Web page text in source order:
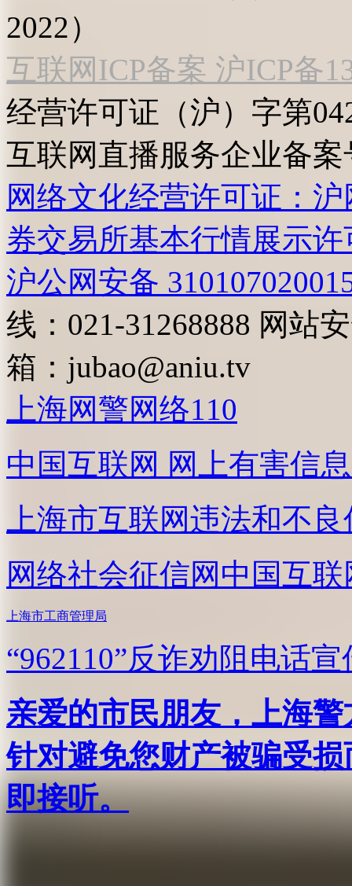
2022）
互联网ICP备案 沪ICP备
经营许可证（沪）字第
互联网直播服务企业备案
网络文化经营许可证：
券交易所基本行情展示许
沪公网安备
线：021-31268888 网站
箱： jubao@aniu.tv
上海网警网络110
中国互联网 网上有害信
上海市互联网违法和不
网络社会征信网 中国互
上海市工商管理局
“962110”反诈劝阻电话宣
亲爱的市民朋友，上海
针对避免您财产被骗受
即接听。